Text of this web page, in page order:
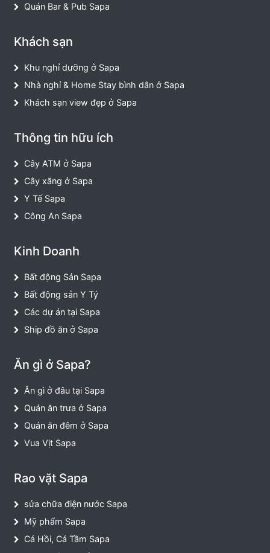
Quán Bar & Pub Sapa
Khách sạn
Khu nghỉ dưỡng ở Sapa
Nhà nghỉ & Home Stay bình dân ở Sapa
Khách sạn view đẹp ở Sapa
Thông tin hữu ích
Cây ATM ở Sapa
Cây xăng ở Sapa
Y Tế Sapa
Công An Sapa
Kinh Doanh
Bất động Sản Sapa
Bất động sản Y Tý
Các dự án tại Sapa
Ship đồ ăn ở Sapa
Ăn gì ở Sapa?
Ăn gì ở đâu tại Sapa
Quán ăn trưa ở Sapa
Quán ăn đêm ở Sapa
Vua Vịt Sapa
Rao vặt Sapa
sửa chữa điện nước Sapa
Mỹ phẩm Sapa
Cá Hồi, Cá Tầm Sapa